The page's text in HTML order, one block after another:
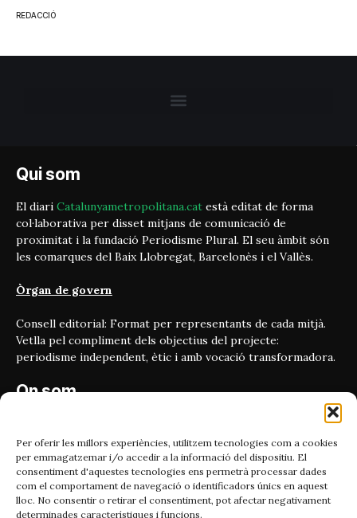
Per oferir les millors experiències, utilitzem tecnologies com a cookies
per emmagatzemar i/o accedir a la informació del dispositiu. El
consentiment d'aquestes tecnologies ens permetrà processar dades
com el comportament de navegació o identificadors únics en aquest
lloc. No consentir o retirar el consentiment, pot afectar negativament
determinades característiques i funcions.
REDACCIÓ
Qui som
El diari Catalunyametropolitana.cat està editat de forma
col·laborativa per disset mitjans de comunicació de
proximitat i la fundació Periodisme Plural. El seu àmbit són
les comarques del Baix Llobregat, Barcelonès i el Vallès.
Òrgan de govern
Consell editorial: Format per representants de cada mitjà.
Vetlla pel compliment dels objectius del projecte:
periodisme independent, ètic i amb vocació transformadora.
On som
08010, Barcelona
Contacta'ns
Email: